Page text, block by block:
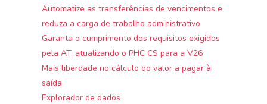
Automatize as transferências de vencimentos e
reduza a carga de trabalho administrativo
Garanta o cumprimento dos requisitos exigidos
pela AT, atualizando o PHC CS para a V26
Mais liberdade no cálculo do valor a pagar à
saída
Explorador de dados